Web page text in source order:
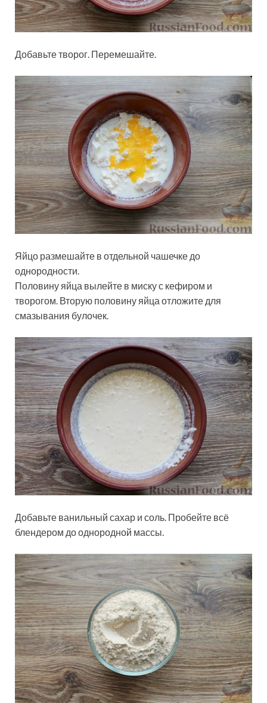
Добавьте творог. Перемешайте.
Яйцо размешайте в отдельной чашечке до
однородности.
Половину яйца вылейте в миску с кефиром и
творогом. Вторую половину яйца отложите для
смазывания булочек.
Добавьте ванильный сахар и соль. Пробейте всё
блендером до однородной массы.